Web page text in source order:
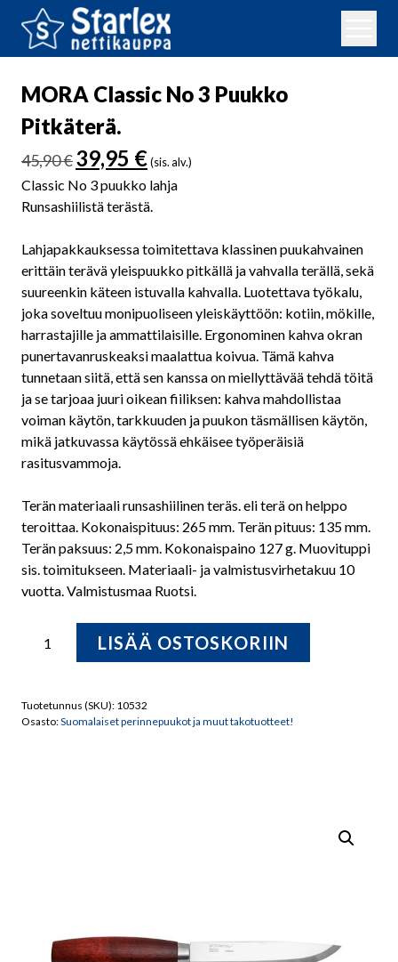
MORA Classic No 3 Puukko
Pitkäterä.
45,90€ Alkuperäinen
hinta
oli:
45,90 €.
39,95 €Nykyinen
hinta
on:
39,95 €.
(sis. alv.)
Classic No 3 puukko lahja
Runsashiilistä terästä.
Lahjapakkauksessa toimitettava klassinen puukahvainen
erittäin terävä yleispuukko pitkällä ja vahvalla terällä, sekä
suureenkin käteen istuvalla kahvalla. Luotettava työkalu,
joka soveltuu monipuoliseen yleiskäyttöön: kotiin, mökille,
harrastajille ja ammattilaisille. Ergonominen kahva okran
punertavanruskeaksi maalattua koivua. Tämä kahva
tunnetaan siitä, että sen kanssa on miellyttävää tehdä töitä
ja se tarjoaa juuri oikean fiiliksen: kahva mahdollistaa
voiman käytön, tarkkuuden ja puukon täsmällisen käytön,
mikä jatkuvassa käytössä ehkäisee työperäisiä
rasitusvammoja.
Terän materiaali runsashiilinen teräs. eli terä on helppo
teroittaa. Kokonaispituus: 265 mm. Terän pituus: 135 mm.
Terän paksuus: 2,5 mm. Kokonaispaino 127 g. Muovituppi
sis. toimitukseen. Materiaali- ja valmistusvirhetakuu 10
vuotta. Valmistusmaa Ruotsi.
Classic
Puukko
LISÄÄ OSTOSKORIIN
Tuotetunnus (SKU): 10532
Osasto:Suomalaiset perinnepuukot ja muut takotuotteet!